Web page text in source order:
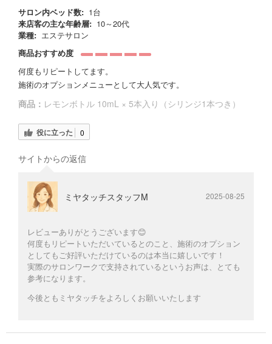
サロン内ベッド数: 1台
来店客の主な年齢層: 10～20代
業種: エステサロン
商品おすすめ度
何度もリピートしてます。
施術のオプションメニューとして大人気です。
商品： レモンボトル 10mL × 5本入り（シリンジ1本つき）
役に立った 0
サイトからの返信
ミヤタッチスタッフM 2025-08-25
レビューありがとうございます😊
何度もリピートいただいているとのこと、施術のオプション
としてもご好評いただけているのは本当に嬉しいです！
実際のサロンワークで支持されているというお声は、とても
参考になります。
今後ともミヤタッチをよろしくお願いいたします